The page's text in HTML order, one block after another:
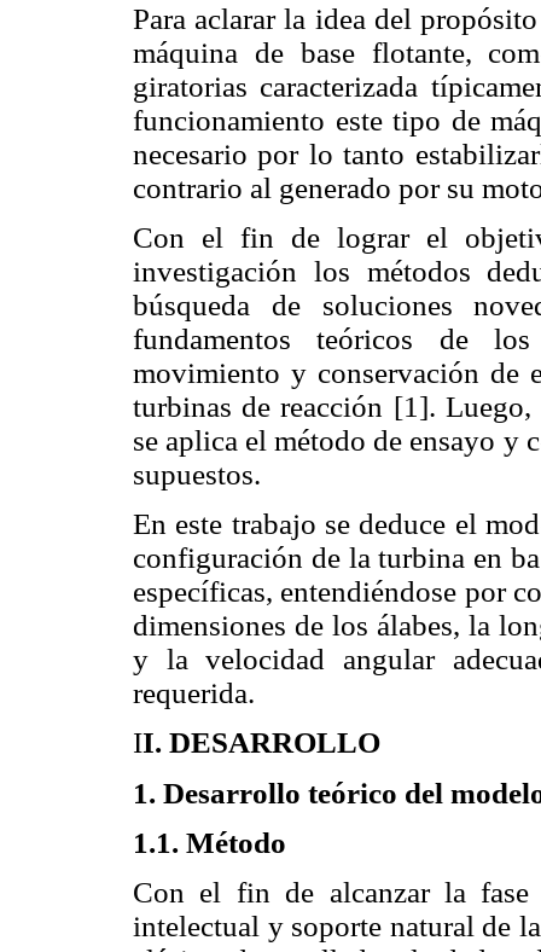
Para aclarar la idea del
máquina de base flotante,
giratorias caracterizada
funcionamiento este tipo de
necesario por lo tanto
contrario al generado por su
Con el fin de lograr el
investigación los métodos
búsqueda de soluciones
fundamentos teóricos de
movimiento y conservación de
turbinas de reacción [1]. Luego,
se aplica el método de ensayo y
supuestos.
En este trabajo se deduce el
configuración de la turbina en
específicas, entendiéndose por
dimensiones de los álabes, la
y la velocidad angular
requerida.
II. DESARROLLO
1. Desarrollo teórico del
1.1. Método
Con el fin de alcanzar la fase
intelectual y soporte natural de